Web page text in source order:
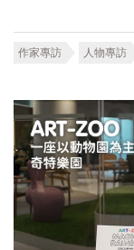
作家專訪 人物專訪